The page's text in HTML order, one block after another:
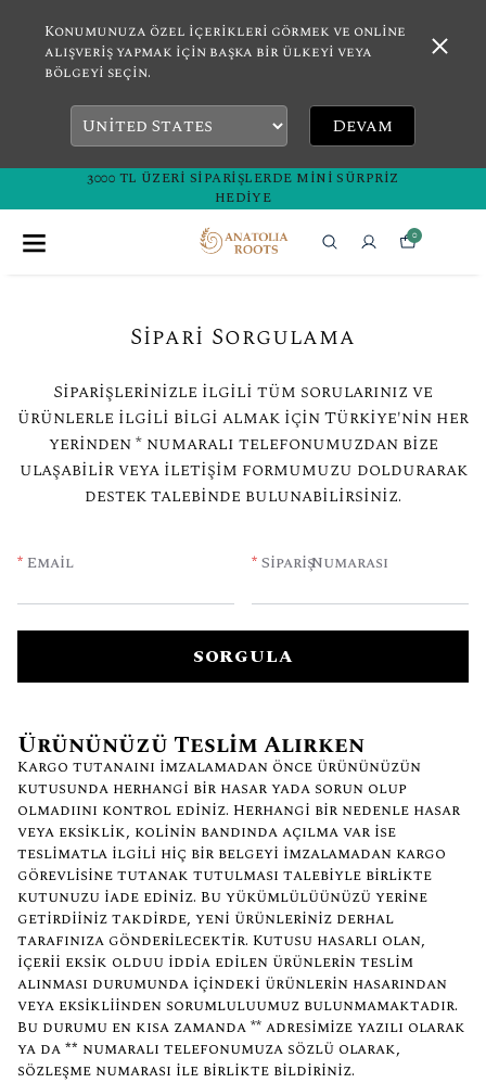
Konumunuza özel içerikleri görmek ve online
alışveriş yapmak için başka bir ülkeyi veya
bölgeyi seçin.
Devam
3000 TL ÜZERI SIPARIŞLERDE MINI SÜRPRIZ
HEDIYE
0
Sipariş Sorgulama
Siparişlerinizle ilgili tüm sorularınız ve
ürünlerle ilgili bilgi almak için Türkiye'nin her
yerinden * numaralı telefonumuzdan bize
ulaşabilir veya iletişim formumuzu doldurarak
destek talebinde bulunabilirsiniz.
* Email *Sipariş Numarası
SORGULA
Ürününüzü Teslim Alırken
Kargo tutanağını imzalamadan önce ürününüzün
kutusunda herhangi bir hasar yada sorun olup
olmadığını kontrol ediniz. Herhangi bir nedenle hasar
veya eksiklik, kolinin bandında açılma var ise
teslimatla ilgili hiç bir belgeyi imzalamadan kargo
görevlisine tutanak tutulması talebiyle birlikte
kutunuzu iade ediniz. Bu yükümlülüğünüzü yerine
getirdiğiniz takdirde, yeni ürünleriniz derhal
tarafınıza gönderilecektir. Kutusu hasarlı olan,
içeriği eksik olduğu iddia edilen ürünlerin teslim
alınması durumunda içindeki ürünlerin hasarından
veya eksikliğinden sorumluluğumuz bulunmamaktadır.
Bu durumu en kısa zamanda ** adresimize yazılı olarak
ya da** numaralı telefonumuza sözlü olarak,
sözleşme numarası ile birlikte bildiriniz.